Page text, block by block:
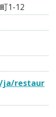
1-12
ja/restaur